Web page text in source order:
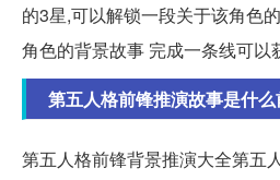
的3星,可以解锁一段关于该角色
角色的背景故事 完成一条线可以
第五人格前锋推演故事是什
第五人格前锋背景推演大全第五